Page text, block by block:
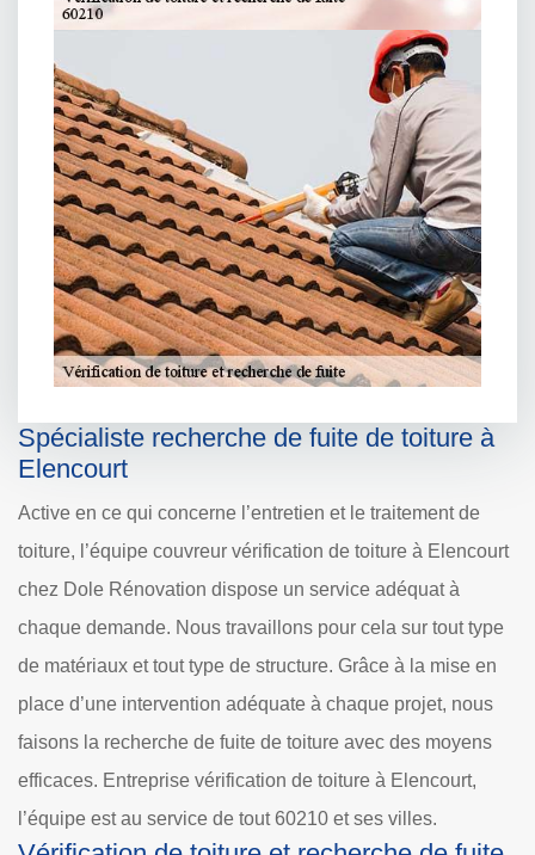
Spécialiste recherche de fuite de toiture à
Elencourt
Active en ce qui concerne l’entretien et le traitement de
toiture, l’équipe couvreur vérification de toiture à Elencourt
chez Dole Rénovation dispose un service adéquat à
chaque demande. Nous travaillons pour cela sur tout type
de matériaux et tout type de structure. Grâce à la mise en
place d’une intervention adéquate à chaque projet, nous
faisons la recherche de fuite de toiture avec des moyens
efficaces. Entreprise vérification de toiture à Elencourt,
l’équipe est au service de tout 60210 et ses villes.